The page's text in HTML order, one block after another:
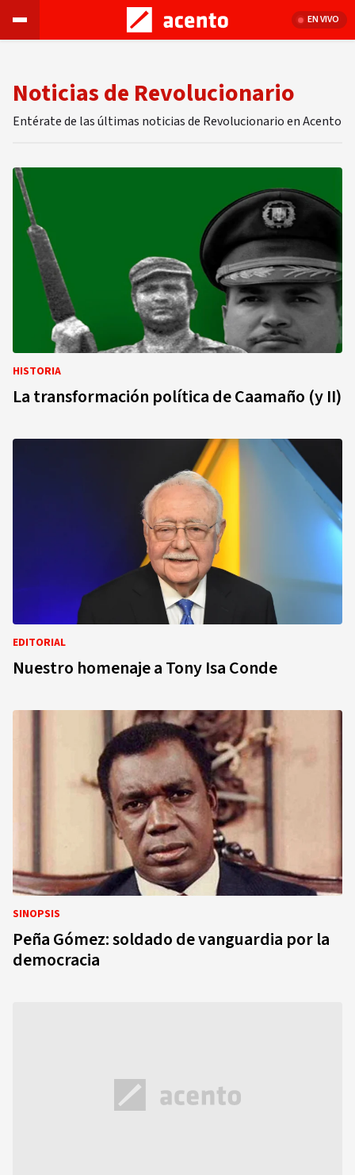
EN VIVO
Noticias de Revolucionario
Entérate de las últimas noticias de Revolucionario en Acento
HISTORIA
La transformación política de Caamaño (y II)
EDITORIAL
Nuestro homenaje a Tony Isa Conde
SINOPSIS
Peña Gómez: soldado de vanguardia por la
democracia